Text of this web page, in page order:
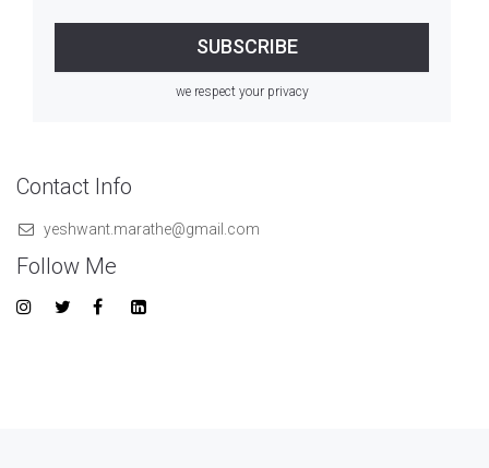
we respect your privacy
Contact Info
yeshwant.marathe@gmail.com
Follow Me